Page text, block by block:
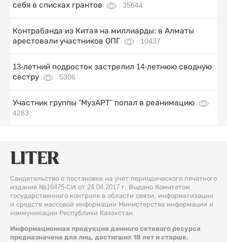
себя в списках грантов
35644
Контрабанда из Китая на миллиарды: в Алматы
арестовали участников ОПГ
10437
13-летний подросток застрелил 14-летнюю сводную
сестру
5306
Участник группы "МузАРТ" попал в реанимацию
4283
Свидетельство о постановке на учет периодического печатного
издания №16475-СИ от 24.04.2017 г. Выдано Комитетом
государственного контроля в области связи, информатизации
и средств массовой информации Министерства информации и
коммуникации Республики Казахстан.
Информационная продукция данного сетевого ресурса
предназначена для лиц, достигших 18 лет и старше.